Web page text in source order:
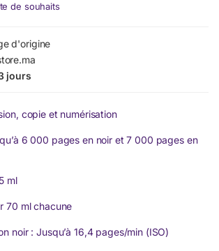
de souhaits
d'origine
jours
copie et numérisation
6 000 pages en noir et 7 000 pages en
ml
70 ml chacune
noir : Jusqu’à 16,4 pages/min (ISO)